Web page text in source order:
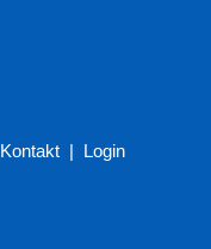
Kontakt | Login